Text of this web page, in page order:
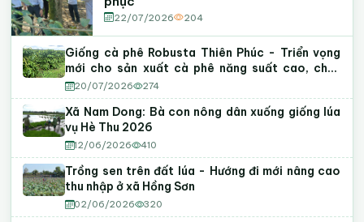
07Cadimi trên cây sầu riêng: Nguyên nhân, tác động
và biện pháp khắc phục
08Góp ý dự thảo Nghị quyết của HĐND tỉnh quy định
nội dung chi, mức chi hoạt động khuyến nông trên
địa bàn tỉnh Lâm Đồng
22/07/2026 204
Giống cà phê Robusta Thiên Phúc - Triển vọng
mới cho sản xuất cà phê năng suất cao, chất
lượng tại Lâm Đồng
20/07/2026 274
Xã Nam Dong: Bà con nông dân xuống giống lúa
vụ Hè Thu 2026
12/06/2026 410
Trồng sen trên đất lúa - Hướng đi mới nâng cao
thu nhập ở xã Hồng Sơn
02/06/2026 320